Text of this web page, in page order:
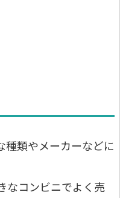
種類やメーカーなどに
なコンビニでよく売